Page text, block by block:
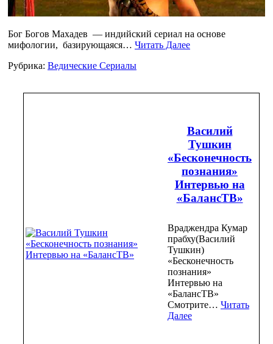
Бог Богов Махадев — индийский сериал на основе
мифологии, базирующаяся… Читать Далее
Рубрика: Ведические Сериалы
Василий
Тушкин
«Бесконечность
познания»
Интервью на
«БалансТВ»
Враджендра Кумар
прабху(Василий
Тушкин)
«Бесконечность
познания»
Интервью на
«БалансТВ»
Смотрите… Читать
Далее